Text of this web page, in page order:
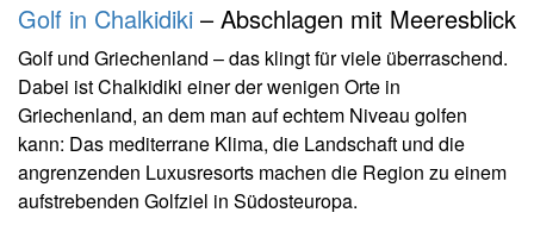
Golf in Chalkidiki – Abschlagen mit Meeresblick
Golf und Griechenland – das klingt für viele überraschend.
Dabei ist Chalkidiki einer der wenigen Orte in
Griechenland, an dem man auf echtem Niveau golfen
kann: Das mediterrane Klima, die Landschaft und die
angrenzenden Luxusresorts machen die Region zu einem
aufstrebenden Golfziel in Südosteuropa.